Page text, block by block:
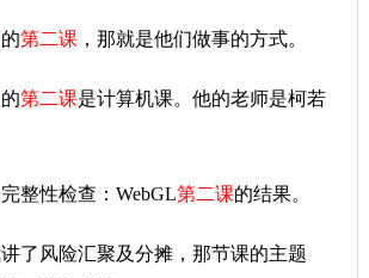
第二课，那就是他们做事的方式。
第二课是计算机课。他的老师是柯若
整性检查：WebGL第二课的结果。
了风险汇聚及分摊，那节课的主题